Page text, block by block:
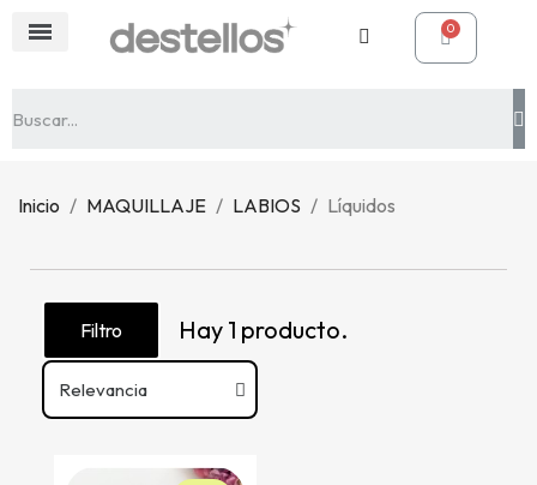
Inicio MAQUILLAJE LABIOS Líquidos
Hay 1 producto.
Filtro